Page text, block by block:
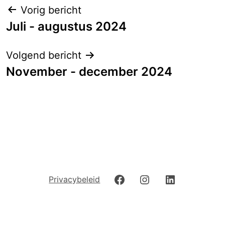
Berichtnavigatie
Vorig bericht
Juli - augustus 2024
Volgend bericht
November - december 2024
Privacybeleid FacebookInstagram